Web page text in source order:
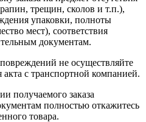
трещин, сколов и т.п.),
упаковки, полноты
мест), соответствия
документам.
не осуществляйте
акта с транспортной компанией.
получаемого заказа
полностью откажитесь
товара.